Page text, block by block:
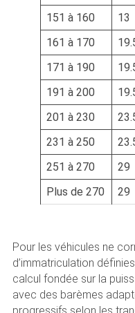
151 à 160
13
161 à 170
171 à 190
191 à 200
201 à 230
231 à 250
251 à 270
29
Plus de 270
29
Pour les véhicules ne
d’immatriculation
calcul fondée sur la
avec des barèmes
progressifs selon les